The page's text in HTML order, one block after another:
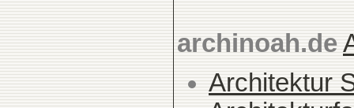
archinoah.de
Architektur